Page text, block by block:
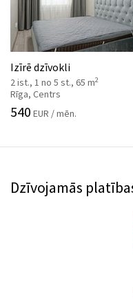
Izīrē dzīvokli
2 ist., 1 no 5 st., 65 m2
Rīga, Centrs
540 EUR / mēn.
Dzīvojamās